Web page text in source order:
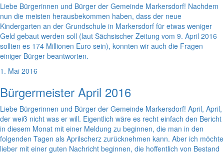
Liebe Bürgerinnen und Bürger der Gemeinde Markersdorf! Nachdem
nun die meisten herausbekommen haben, dass der neue
Kindergarten an der Grundschule in Markersdorf für etwas weniger
Geld gebaut werden soll (laut Sächsischer Zeitung vom 9. April 2016
sollten es 174 Millionen Euro sein), konnten wir auch die Fragen
einiger Bürger beantworten.
1. Mai 2016
Bürgermeister April 2016
Liebe Bürgerinnen und Bürger der Gemeinde Markersdorf! April, April,
der weiß nicht was er will. Eigentlich wäre es recht einfach den Bericht
in diesem Monat mit einer Meldung zu beginnen, die man in den
folgenden Tagen als Aprilscherz zurücknehmen kann. Aber ich möchte
lieber mit einer guten Nachricht beginnen, die hoffentlich von Bestand